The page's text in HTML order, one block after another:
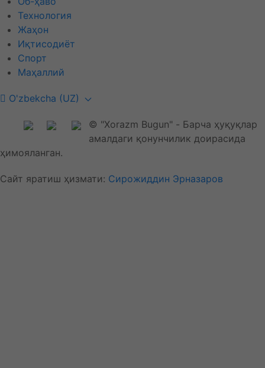
Технология
Жаҳон
Иқтисодиёт
Спорт
Маҳаллий
O'zbekcha (UZ)
© "Xorazm Bugun" - Барча ҳуқуқлар
амалдаги қонунчилик доирасида
ҳимояланган.
Сайт яратиш ҳизмати: Сирожиддин Эрназаров